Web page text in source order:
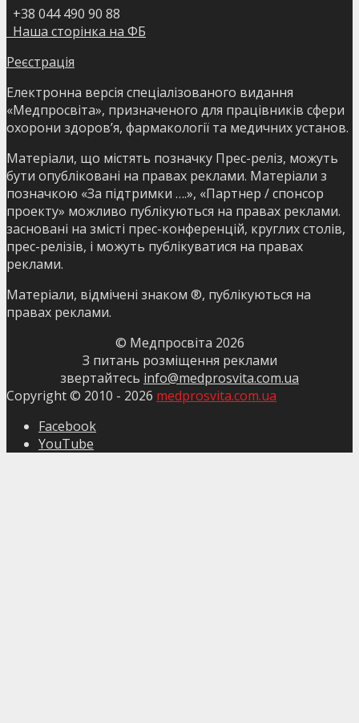
+38 044 490 90 88
Наша сторінка на ФБ
Реєстрація
Електронна версія спеціалізованого видання
«Медпросвіта», призначеного для працівників сфери
охорони здоров’я, фармакології та медичних установ.
Матеріали, що містять позначку Прес-реліз, можуть
бути опубліковані на правах реклами. Матеріали з
позначкою «За підтримки ….», «Партнер / спонсор
проекту» можливо публікуються на правах реклами.
засновані на змісті прес-конференцій, круглих столів,
прес-релізів, і можуть публікуватися на правах
реклами.
Матеріали, відмічені знаком ®, публікуються на
правах реклами.
© Медпросвіта 2026
З питань розміщення реклами
звертайтесь info@medprosvita.com.ua
Copyright © 2010 - 2026 medprosvita.com.ua
Facebook
YouTube